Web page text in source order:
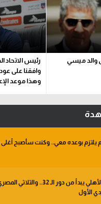
والد ميسي
رئيس الاتحاد
وافقنا على
وهذا موعد
لم يلتزم بوعده معي.. وكنت سأصبح
خبر في الجول - الأهلي يبدأ من دور الـ
الأول